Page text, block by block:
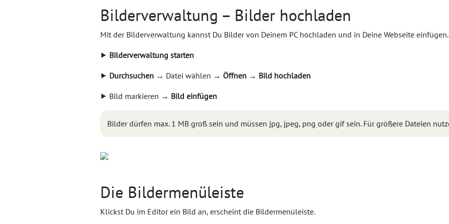
Bilderverwaltung – Bilder hochladen
Mit der Bilderverwaltung kannst Du Bilder von Deinem PC hochladen und in Deine Webseite einfügen.
⯈ Bilderverwaltung starten
⯈ Durchsuchen → Datei wählen → Öffnen → Bild hochladen
⯈ Bild markieren → Bild einfügen
Bilder dürfen max. 1 MB groß sein und müssen jpg, jpeg, png oder gif sein. Für größere Dateien
Die Bildermenüleiste
Klickst Du im Editor ein Bild an, erscheint die Bildermenüleiste.